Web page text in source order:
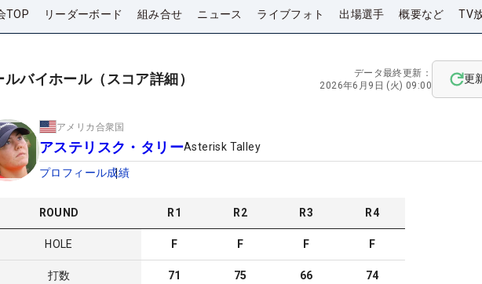
TOP リーダーボード 組み合せ ニュース ライブフォト 出場選手 概要など TV
ルバイホール（スコア詳細）
データ最終更新：
2026年6月9日 (火) 09:00
更
アメリカ合衆国
アステリスク・タリーAsterisk Talley
プロフィール成績
ROUND R1 R2 R3 R4
HOLE F F F F
打数 71 75 66 74